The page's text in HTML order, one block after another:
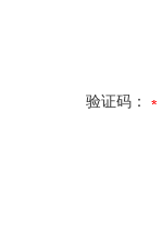
验证码：